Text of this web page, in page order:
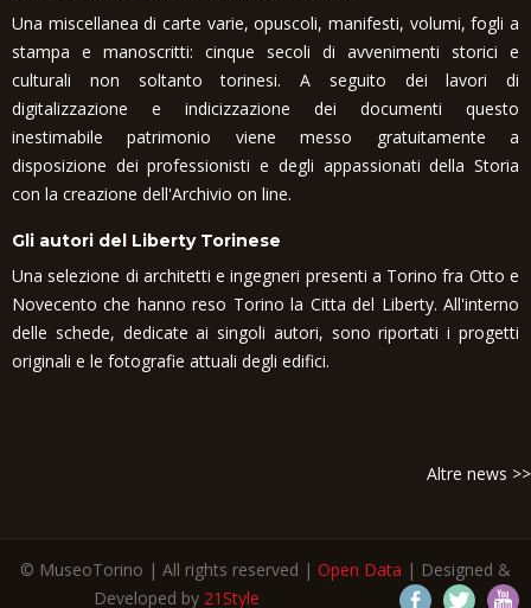
Una miscellanea di carte varie, opuscoli, manifesti, volumi, fogli a
stampa e manoscritti: cinque secoli di avvenimenti storici e
culturali non soltanto torinesi. A seguito dei lavori di
digitalizzazione e indicizzazione dei documenti questo
inestimabile patrimonio viene messo gratuitamente a
disposizione dei professionisti e degli appassionati della Storia
con la creazione dell'Archivio on line.
Gli autori del Liberty Torinese
Una selezione di architetti e ingegneri presenti a Torino fra Otto e
Novecento che hanno reso Torino la Citta del Liberty. All'interno
delle schede, dedicate ai singoli autori, sono riportati i progetti
originali e le fotografie attuali degli edifici.
Altre news >>
© MuseoTorino | All rights reserved | Open Data | Designed &
Developed by 21Style